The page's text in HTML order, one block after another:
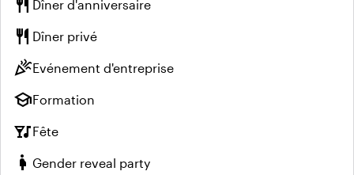
restaurant Dîner d'anniversaire
restaurant Dîner privé
celebrationEvénement d'entreprise
schoolFormation
nightlifeFête
pregnant_woman Gender reveal party